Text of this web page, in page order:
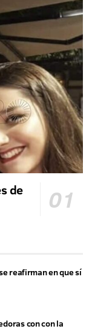
de
reafirman en que sí
con con la